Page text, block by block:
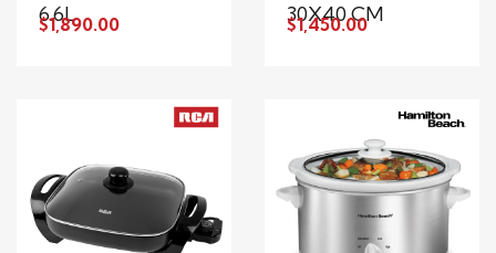
6.6L
$1,890.00
30X40 CM
$1,450.00